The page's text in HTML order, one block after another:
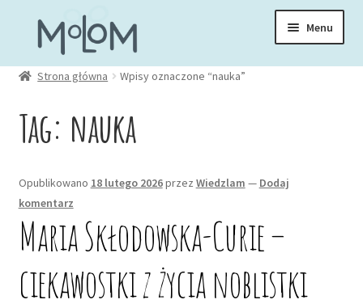
do
nawigacji
do
treści
Menu
Skarpetki
Zakładki
Kubki
Ubrania
Torby
Strona główna Wpisy oznaczone “nauka”
Tag: nauka
Opublikowano 18 lutego 2026przez Wiedzlam — Dodaj
komentarz
Maria Skłodowska-Curie –
ciekawostki z życia noblistki